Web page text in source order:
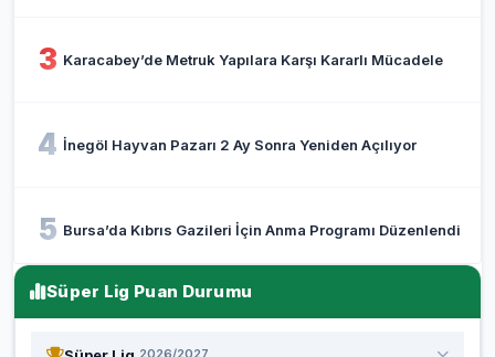
3 Karacabey’de Metruk Yapılara Karşı Kararlı Mücadele
4 İnegöl Hayvan Pazarı 2 Ay Sonra Yeniden Açılıyor
5 Bursa’da Kıbrıs Gazileri İçin Anma Programı Düzenlendi
Süper Lig Puan Durumu
2026/2027